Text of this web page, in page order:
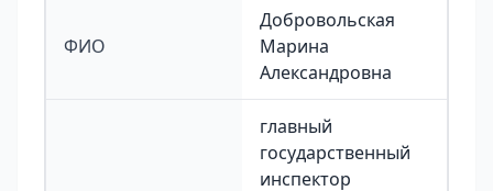
ФИО
Добровольская
Марина
Александровна
главный
государственный
инспектор